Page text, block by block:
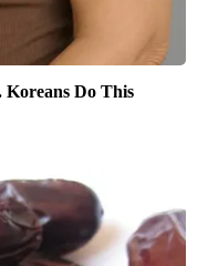
Koreans Do This